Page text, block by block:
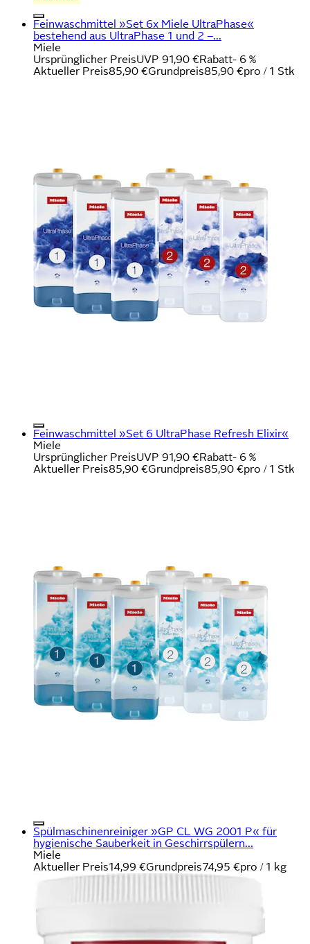
Feinwaschmittel »Set 6x Miele UltraPhase«
bestehend aus UltraPhase 1 und 2 –...
Miele
Ursprünglicher PreisUVP 91,90 €Rabatt- 6 %
Aktueller Preis85,90 €Grundpreis85,90 €pro / 1 Stk
Feinwaschmittel »Set 6 UltraPhase Refresh Elixir«
Miele
Ursprünglicher PreisUVP 91,90 €Rabatt- 6 %
Aktueller Preis85,90 €Grundpreis85,90 €pro / 1 Stk
Spülmaschinenreiniger »GP CL WG 2001 P« für
hygienische Sauberkeit in Geschirrspülern...
Miele
Aktueller Preis14,99 €Grundpreis74,95 €pro / 1 kg